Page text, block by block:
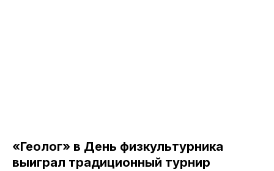
«Геолог» в День физкультурника
выиграл традиционный турнир